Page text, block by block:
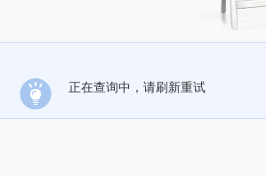
正在查询中，请刷新重试